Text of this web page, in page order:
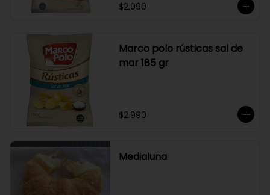
$2.990
Marco polo rústicas sal de
mar 185 gr
$2.990
Medialuna